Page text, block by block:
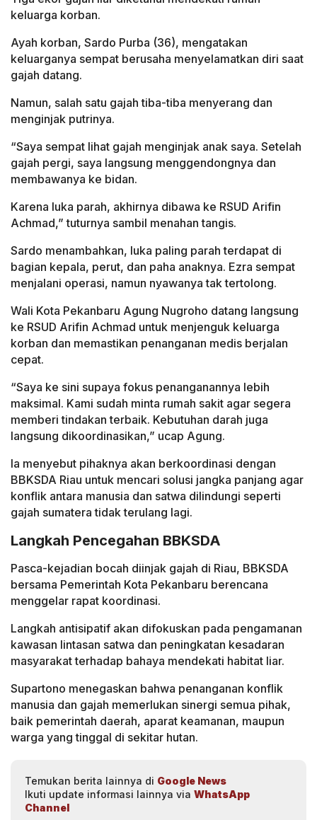
keluarga korban.
Ayah korban, Sardo Purba (36), mengatakan
keluarganya sempat berusaha menyelamatkan diri saat
gajah datang.
Namun, salah satu gajah tiba-tiba menyerang dan
menginjak putrinya.
“Saya sempat lihat gajah menginjak anak saya. Setelah
gajah pergi, saya langsung menggendongnya dan
membawanya ke bidan.
Karena luka parah, akhirnya dibawa ke RSUD Arifin
Achmad,” tuturnya sambil menahan tangis.
Sardo menambahkan, luka paling parah terdapat di
bagian kepala, perut, dan paha anaknya. Ezra sempat
menjalani operasi, namun nyawanya tak tertolong.
Wali Kota Pekanbaru Agung Nugroho datang langsung
ke RSUD Arifin Achmad untuk menjenguk keluarga
korban dan memastikan penanganan medis berjalan
cepat.
“Saya ke sini supaya fokus penanganannya lebih
maksimal. Kami sudah minta rumah sakit agar segera
memberi tindakan terbaik. Kebutuhan darah juga
langsung dikoordinasikan,” ucap Agung.
Ia menyebut pihaknya akan berkoordinasi dengan
BBKSDA Riau untuk mencari solusi jangka panjang agar
konflik antara manusia dan satwa dilindungi seperti
gajah sumatera tidak terulang lagi.
Langkah Pencegahan BBKSDA
Pasca-kejadian bocah diinjak gajah di Riau, BBKSDA
bersama Pemerintah Kota Pekanbaru berencana
menggelar rapat koordinasi.
Langkah antisipatif akan difokuskan pada pengamanan
kawasan lintasan satwa dan peningkatan kesadaran
masyarakat terhadap bahaya mendekati habitat liar.
Supartono menegaskan bahwa penanganan konflik
manusia dan gajah memerlukan sinergi semua pihak,
baik pemerintah daerah, aparat keamanan, maupun
warga yang tinggal di sekitar hutan.
Temukan berita lainnya di Google News
Ikuti update informasi lainnya via WhatsApp
Channel